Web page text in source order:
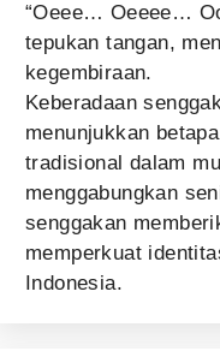
“Oeee… Oeeee…
tepukan tangan,
kegembiraan.
Keberadaan
menunjukkan
tradisional dalam
menggabungkan
senggakan
memperkuat
Indonesia.